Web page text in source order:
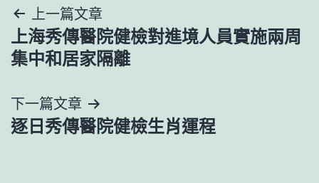
文
章
覽
上一篇文章
上海秀傳醫院健檢對進境人員實施兩周
集中和居家隔離
下一篇文章
逐日秀傳醫院健檢生肖運程